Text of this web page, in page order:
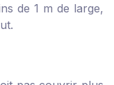
de 1 m de large,